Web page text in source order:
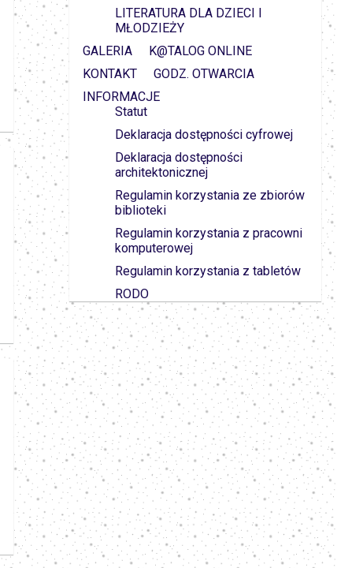
LITERATURA DLA DZIECI I
MŁODZIEŻY
GALERIA
K@TALOG ONLINE
KONTAKT
GODZ. OTWARCIA
INFORMACJE
Statut
Deklaracja dostępności cyfrowej
Deklaracja dostępności
architektonicznej
Regulamin korzystania ze zbiorów
biblioteki
Regulamin korzystania z pracowni
komputerowej
Regulamin korzystania z tabletów
RODO